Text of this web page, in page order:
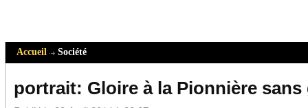
Moulay Yaakoub
23 Mars : Le commandement des martyrs de UNEM
Accueil Société
portrait: Gloire à la Pionnière